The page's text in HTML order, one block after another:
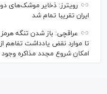
رویترز: ذخایر موشک‌های
ایران تقریبا تمام شد
عراقچی: باز شدن تنگه
تا موارد نقض یادداشت تفاهم
امکان شروع مجدد مذاکره وجود